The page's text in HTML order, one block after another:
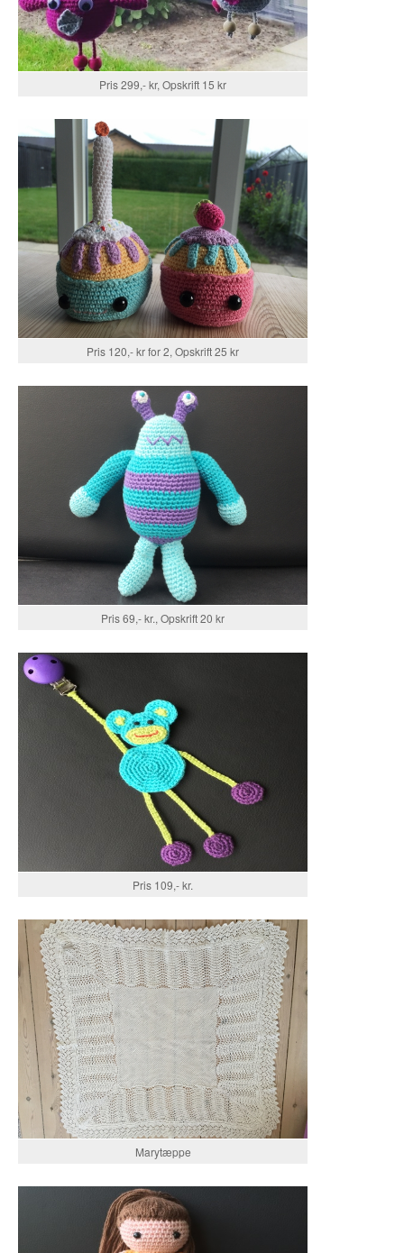
Pris 299,- kr, Opskrift 15 kr
Pris 120,- kr for 2, Opskrift 25 kr
Pris 69,- kr., Opskrift 20 kr
Pris 109,- kr.
Marytæppe